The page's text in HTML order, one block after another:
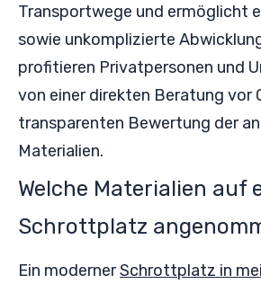
Transportwege und ermöglicht
sowie unkomplizierte
profitieren Privatpersonen und
von einer direkten Beratung vor
transparenten Bewertung der
Materialien.
Welche Materialien auf
Schrottplatz
Ein modernerSchrottplatz in